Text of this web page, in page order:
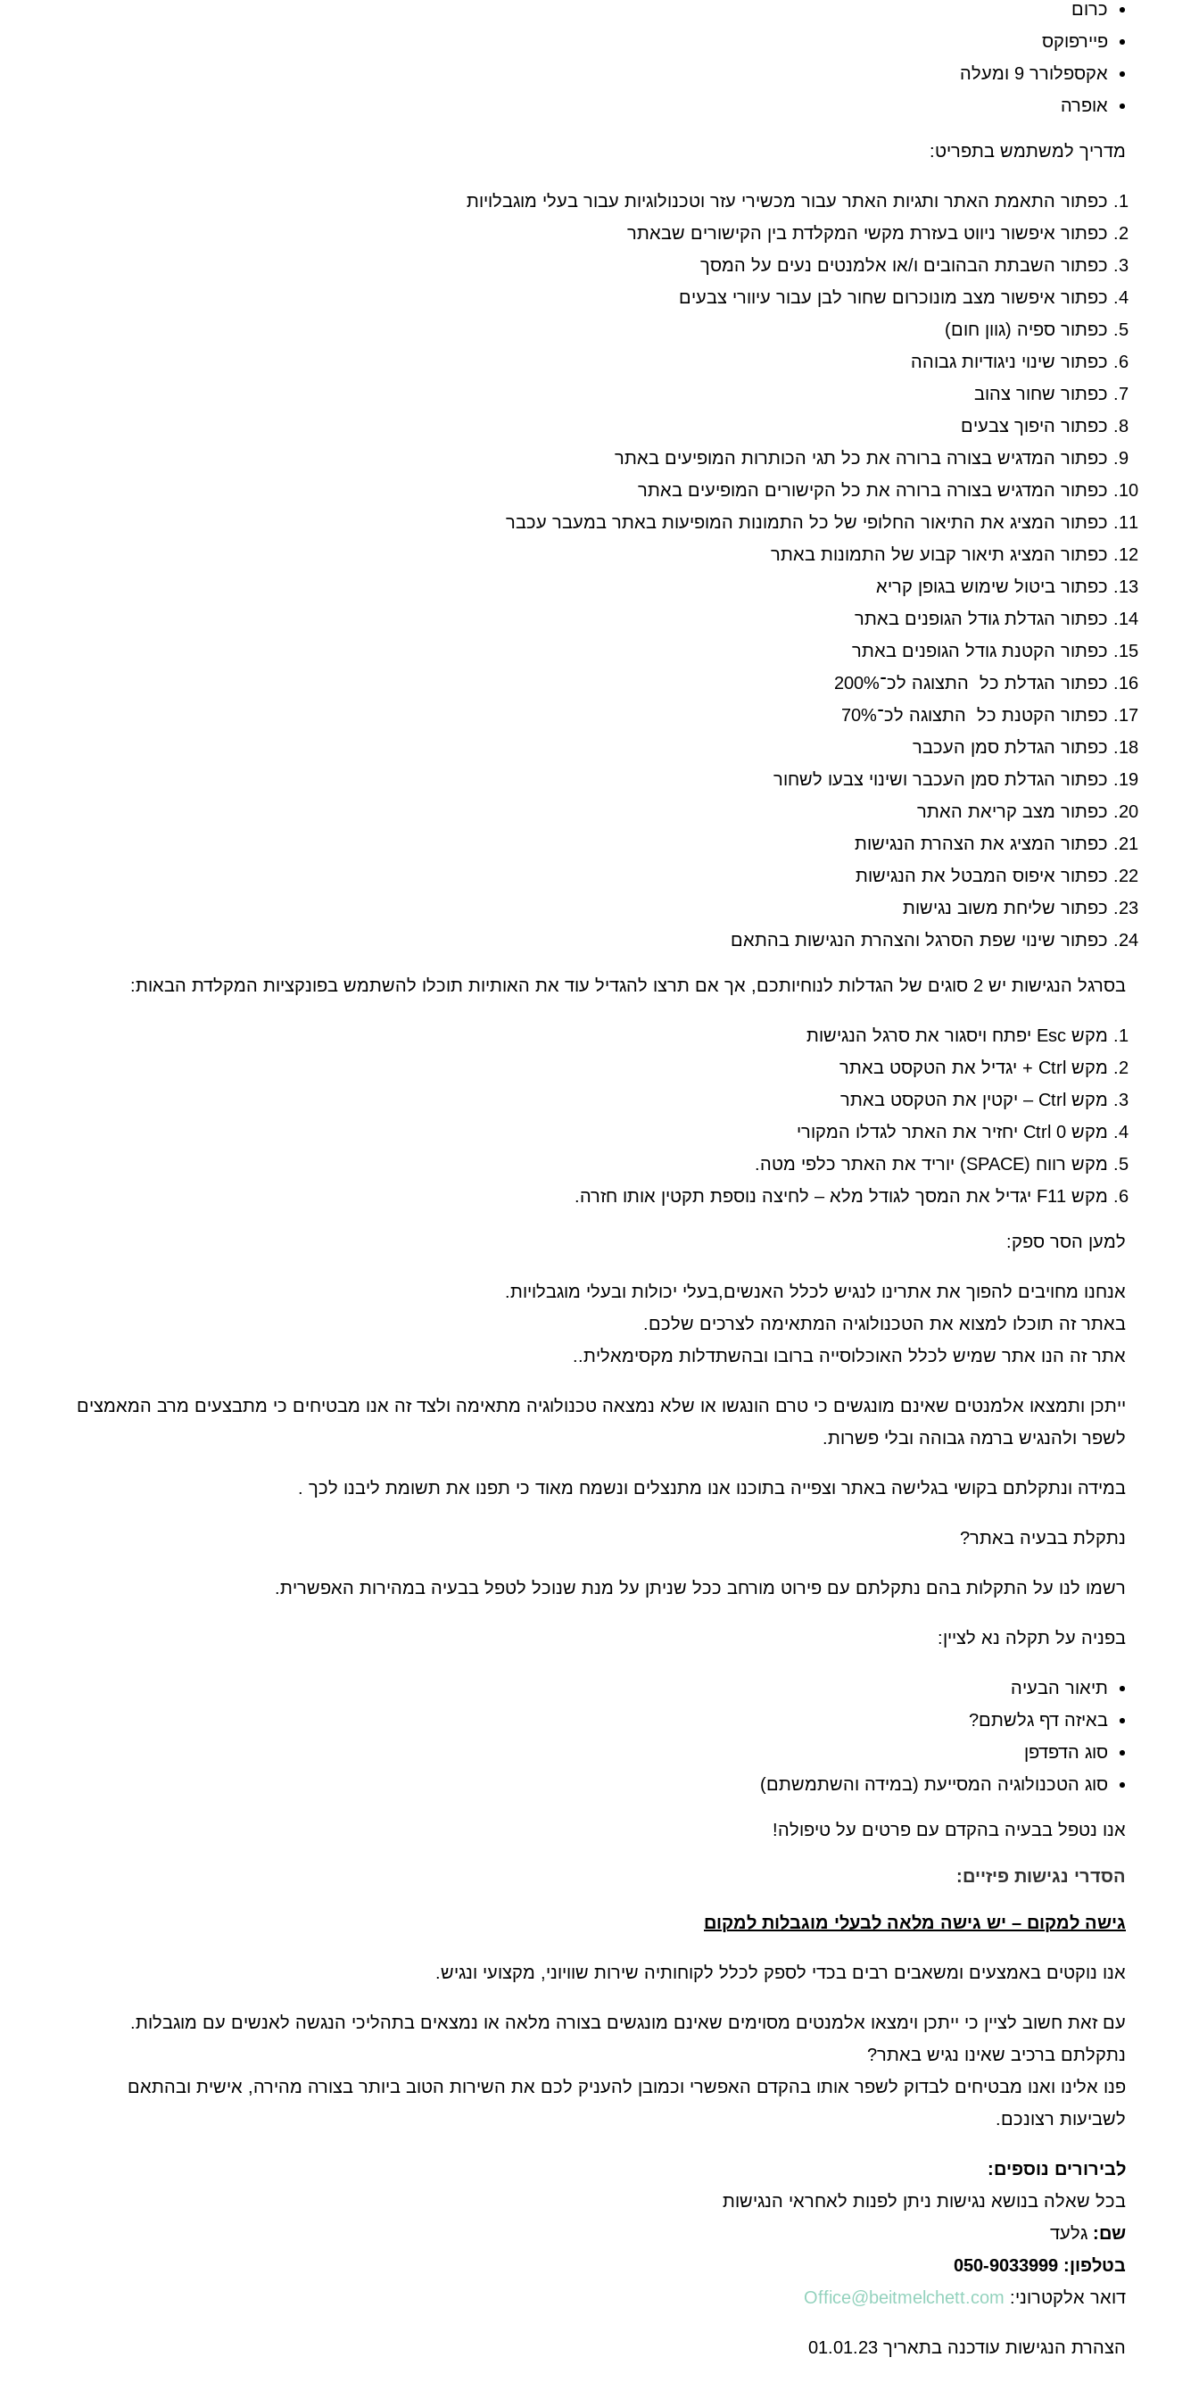
כרום
פיירפוקס
אקספלורר 9 ומעלה
אופרה
מדריך למשתמש בתפריט:
כפתור התאמת האתר ותגיות האתר עבור מכשירי עזר וטכנולוגיות עבור בעלי מוגבלויות
כפתור איפשור ניווט בעזרת מקשי המקלדת בין הקישורים שבאתר
כפתור השבתת הבהובים ו/או אלמנטים נעים על המסך
כפתור איפשור מצב מונוכרום שחור לבן עבור עיוורי צבעים
כפתור ספיה (גוון חום)
כפתור שינוי ניגודיות גבוהה
כפתור שחור צהוב
כפתור היפוך צבעים
כפתור המדגיש בצורה ברורה את כל תגי הכותרות המופיעים באתר
כפתור המדגיש בצורה ברורה את כל הקישורים המופיעים באתר
כפתור המציג את התיאור החלופי של כל התמונות המופיעות באתר במעבר עכבר
כפתור המציג תיאור קבוע של התמונות באתר
כפתור ביטול שימוש בגופן קריא
כפתור הגדלת גודל הגופנים באתר
כפתור הקטנת גודל הגופנים באתר
כפתור הגדלת כל התצוגה לכ־200%
כפתור הקטנת כל התצוגה לכ־70%
כפתור הגדלת סמן העכבר
כפתור הגדלת סמן העכבר ושינוי צבעו לשחור
כפתור מצב קריאת האתר
כפתור המציג את הצהרת הנגישות
כפתור איפוס המבטל את הנגישות
כפתור שליחת משוב נגישות
כפתור שינוי שפת הסרגל והצהרת הנגישות בהתאם
בסרגל הנגישות יש 2 סוגים של הגדלות לנוחיותכם, אך אם תרצו להגדיל עוד את האותיות תוכלו להשתמש בפונקציות המקלדת הבאות:
מקש Esc יפתח ויסגור את סרגל הנגישות
מקש Ctrl + יגדיל את הטקסט באתר
מקש Ctrl – יקטין את הטקסט באתר
מקש Ctrl 0 יחזיר את האתר לגדלו המקורי
מקש רווח (SPACE) יוריד את האתר כלפי מטה.
מקש F11 יגדיל את המסך לגודל מלא – לחיצה נוספת תקטין אותו חזרה.
למען הסר ספק:
אנחנו מחויבים להפוך את אתרינו לנגיש לכלל האנשים,בעלי יכולות ובעלי מוגבלויות.
באתר זה תוכלו למצוא את הטכנולוגיה המתאימה לצרכים שלכם.
אתר זה הנו אתר שמיש לכלל האוכלוסייה ברובו ובהשתדלות מקסימאלית..
ייתכן ותמצאו אלמנטים שאינם מונגשים כי טרם הונגשו או שלא נמצאה טכנולוגיה מתאימה ולצד זה אנו מבטיחים כי מתבצעים מרב המאמצים
לשפר ולהנגיש ברמה גבוהה ובלי פשרות.
במידה ונתקלתם בקושי בגלישה באתר וצפייה בתוכנו אנו מתנצלים ונשמח מאוד כי תפנו את תשומת ליבנו לכך .
נתקלת בבעיה באתר?
רשמו לנו על התקלות בהם נתקלתם עם פירוט מורחב ככל שניתן על מנת שנוכל לטפל בבעיה במהירות האפשרית.
בפניה על תקלה נא לציין:
תיאור הבעיה
באיזה דף גלשתם?
סוג הדפדפן
סוג הטכנולוגיה המסייעת (במידה והשתמשתם)
אנו נטפל בבעיה בהקדם עם פרטים על טיפולה!
הסדרי נגישות פיזיים:
גישה למקום – יש גישה מלאה לבעלי מוגבלות למקום
אנו נוקטים באמצעים ומשאבים רבים בכדי לספק לכלל לקוחותיה שירות שוויוני, מקצועי ונגיש.
עם זאת חשוב לציין כי ייתכן וימצאו אלמנטים מסוימים שאינם מונגשים בצורה מלאה או נמצאים בתהליכי הנגשה לאנשים עם מוגבלות.
נתקלתם ברכיב שאינו נגיש באתר?
פנו אלינו ואנו מבטיחים לבדוק לשפר אותו בהקדם האפשרי וכמובן להעניק לכם את השירות הטוב ביותר בצורה מהירה, אישית ובהתאם
לשביעות רצונכם.
לבירורים נוספים:
בכל שאלה בנושא נגישות ניתן לפנות לאחראי הנגישות
שם: גלעד
בטלפון: 050-9033999
דואר אלקטרוני: Office@beitmelchett.com
הצהרת הנגישות עודכנה בתאריך 01.01.23